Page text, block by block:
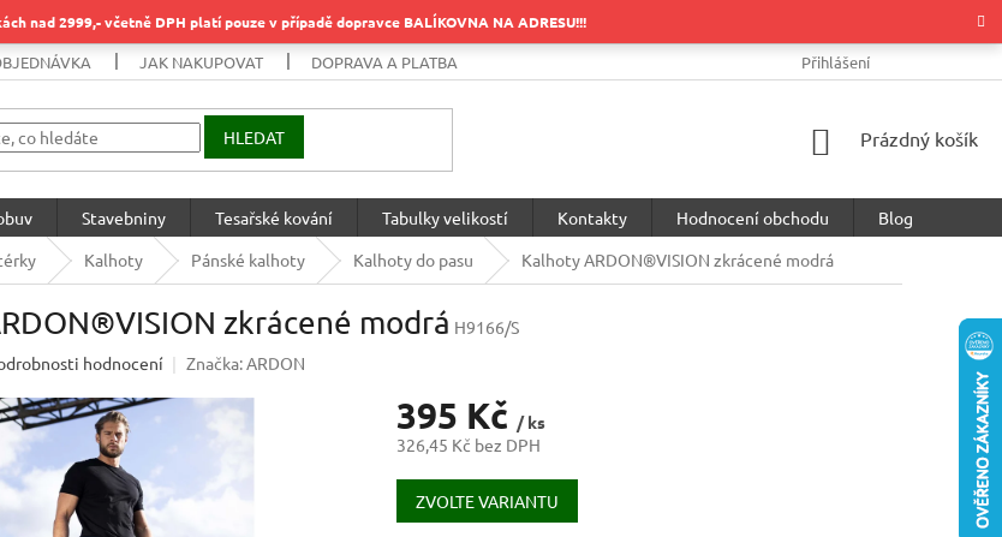
nad 2999,- včetně DPH platí pouze v případě dopravce BALÍKOVNA NA ADRESU!!!
JAK NAKUPOVAT DOPRAVA A PLATBA PODMÍNKY OCHRANY OSOBNÍCH
Přihlášení
HLEDAT
NÁKUPNÍ
Prázdný košík
Stavebniny Tesařské kování Tabulky velikostí Kontakty Hodnocení obchodu
Blog
Kalhoty Pánské kalhoty Kalhoty do pasu Kalhoty ARDON®VISION zkrácené modrá
zkrácené modrá H9166/S
hodnocení Značka:ARDON
395 Kč / ks
326,45 Kč bez DPH
Měrná
cena:
ZVOLTE VARIANTU